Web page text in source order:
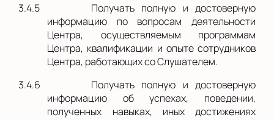
3.4.5
Получать полную и достоверную
информацию по вопросам деятельности
Центра, осуществляемым программам
Центра, квалификации и опыте сотрудников
Центра, работающих со Слушателем.
3.4.6
Получать полную и достоверную
информацию об успехах, поведении,
полученных навыках, иных достижениях